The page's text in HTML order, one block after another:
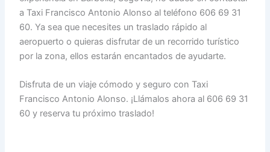
a Taxi Francisco Antonio Alonso al teléfono 606 69 31
60. Ya sea que necesites un traslado rápido al
aeropuerto o quieras disfrutar de un recorrido turístico
por la zona, ellos estarán encantados de ayudarte.
Disfruta de un viaje cómodo y seguro con Taxi
Francisco Antonio Alonso. ¡Llámalos ahora al 606 69 31
60 y reserva tu próximo traslado!